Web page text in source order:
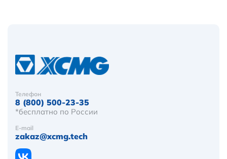
Телефон
8 (800) 500-23-35
*бесплатно по России
E-mail
zakaz@xcmg.tech